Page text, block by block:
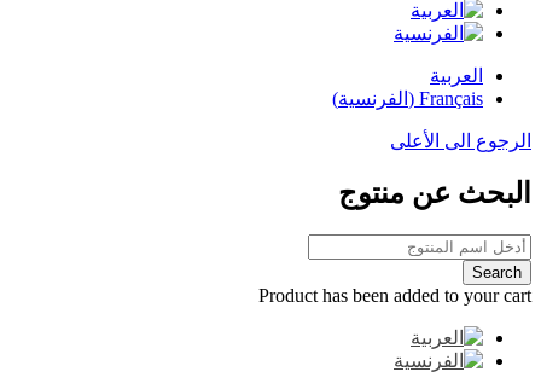
العربية
Français
( الفرنسية)
الرجوع الى الأعلى
البحث عن منتوج
Product has been added to your cart